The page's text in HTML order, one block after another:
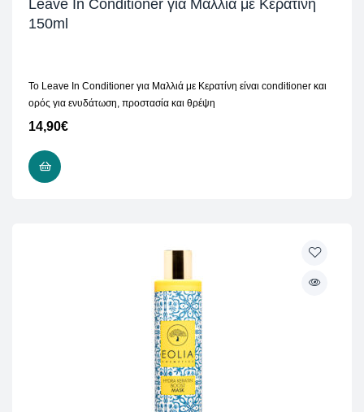
Leave In Conditioner για Μαλλιά με Κερατίνη
150ml
Το Leave In Conditioner για Μαλλιά με Κερατίνη είναι conditioner και
ορός για ενυδάτωση, προστασία και θρέψη
14,90€